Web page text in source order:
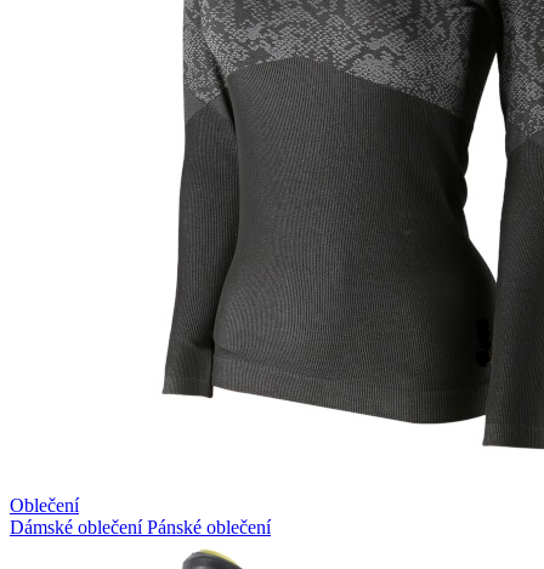
Oblečení
Dámské oblečeníPánské oblečení